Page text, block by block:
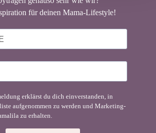
für deinen Mama-Lifestyle!
erklärst du dich einverstanden, in
aufgenommen zu werden und Marketing-
zu erhalten.